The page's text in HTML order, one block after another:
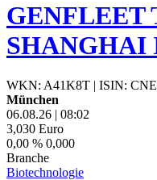
GENFLEET
SHANGHAI
WKN: A41K8T | ISIN:
München
06.08.26 | 08:02
3,030 Euro
0,00 % 0,000
Branche
Biotechnologie